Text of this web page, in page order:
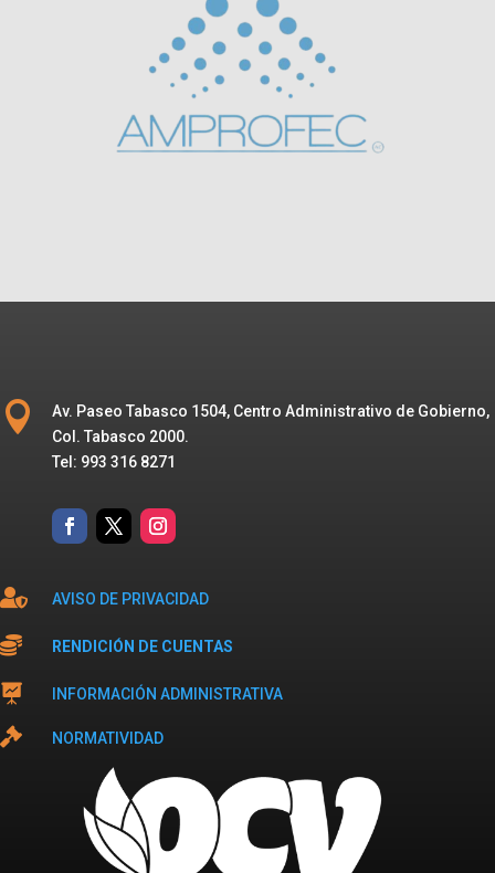

Av. Paseo Tabasco 1504, Centro Administrativo de Gobierno,
Col. Tabasco 2000.
Tel: 993 316 8271
 AVISO DE PRIVACIDAD
 RENDICIÓN DE CUENTAS
 INFORMACIÓN ADMINISTRATIVA
 NORMATIVIDAD